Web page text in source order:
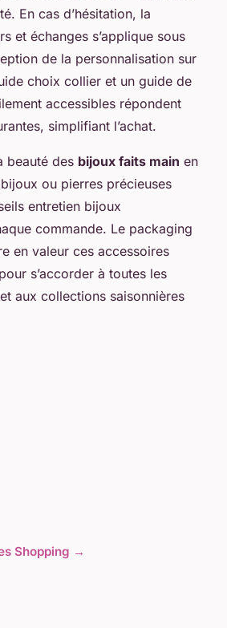
En cas d’hésitation, la
et échanges s’applique sous
de la personnalisation sur
choix collier et un guide de
accessibles répondent
simplifiant l’achat.
beauté des bijoux faits main en
ou pierres précieuses
entretien bijoux
commande. Le packaging
en valeur ces accessoires
s’accorder à toutes les
aux collections saisonnières
Shopping →